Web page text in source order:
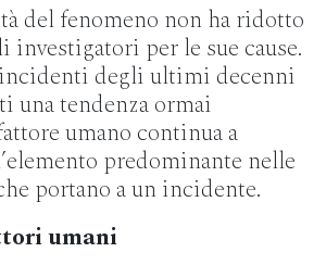
del fenomeno non ha ridotto
investigatori per le sue cause.
degli ultimi decenni
una tendenza ormai
umano continua a
predominante nelle
portano a un incidente.
umani